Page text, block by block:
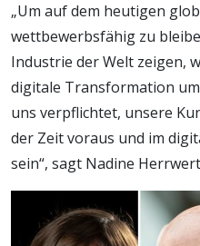
„Um auf dem heutigen
wettbewerbsfähig zu
Industrie der Welt zeigen,
digitale Transformation
uns verpflichtet, unsere
der Zeit voraus und im
sein“, sagt Nadine